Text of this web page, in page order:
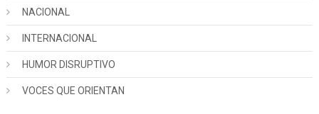
NACIONAL
INTERNACIONAL
HUMOR DISRUPTIVO
VOCES QUE ORIENTAN